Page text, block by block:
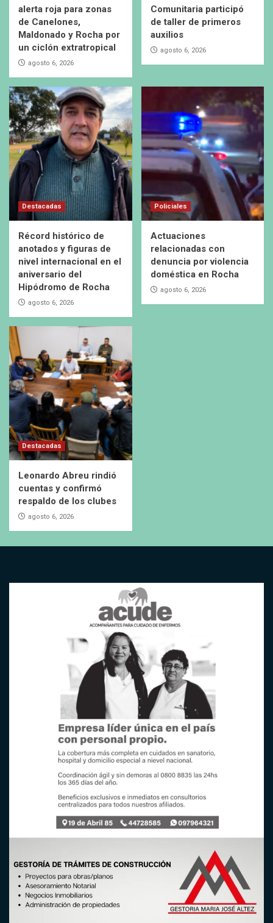
alerta roja para zonas
de Canelones,
Maldonado y Rocha por
un ciclón extratropical
agosto 6, 2026
Comunitaria participó
de taller de primeros
auxilios
agosto 6, 2026
Destacadas
Récord histórico de
anotados y figuras de
nivel internacional en el
aniversario del
Hipódromo de Rocha
agosto 6, 2026
Policiales
Actuaciones
relacionadas con
denuncia por violencia
doméstica en Rocha
agosto 6, 2026
Destacadas
Leonardo Abreu rindió
cuentas y confirmó
respaldo de los clubes
agosto 6, 2026